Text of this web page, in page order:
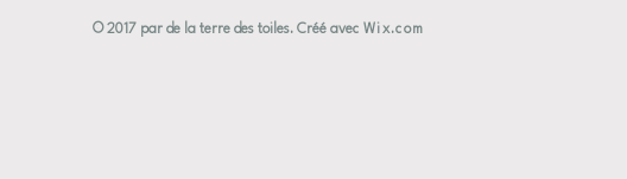
© 2017 par de la terre des toiles. Créé avec Wix.com